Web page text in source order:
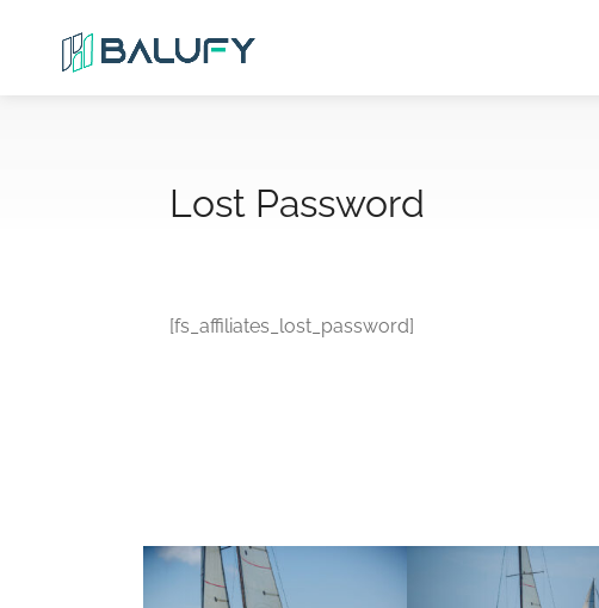
Lost Password
[fs_affiliates_lost_password]